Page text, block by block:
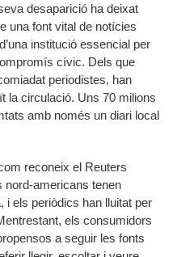
desaparició ha deixat
una font vital de notícies
institució essencial per
cívic. Dels que
periodistes, han
la circulació. Uns 70 milions
amb només un diari local
reconeix el Reuters
nord-americans tenen
els periòdics han lluitat per
els consumidors
a seguir les fonts